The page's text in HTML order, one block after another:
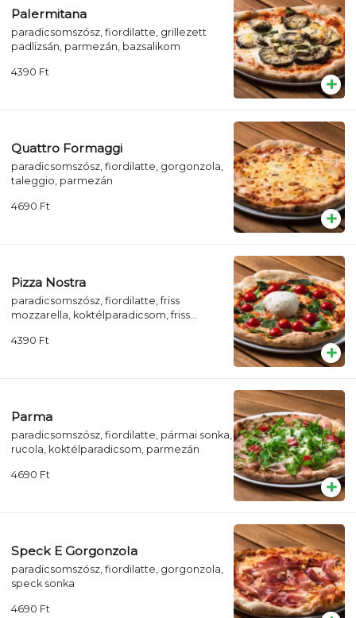
Palermitana
paradicsomszósz, fiordilatte, grillezett
padlizsán, parmezán, bazsalikom
4390 Ft
Quattro Formaggi
paradicsomszósz, fiordilatte, gorgonzola,
taleggio, parmezán
4690 Ft
Pizza Nostra
paradicsomszósz, fiordilatte, friss
mozzarella, koktélparadicsom, friss
4390 Ft
Parma
paradicsomszósz, fiordilatte, pármai sonka,
rucola, koktélparadicsom, parmezán
4690 Ft
Speck E Gorgonzola
paradicsomszósz, fiordilatte, gorgonzola,
speck sonka
4690 Ft